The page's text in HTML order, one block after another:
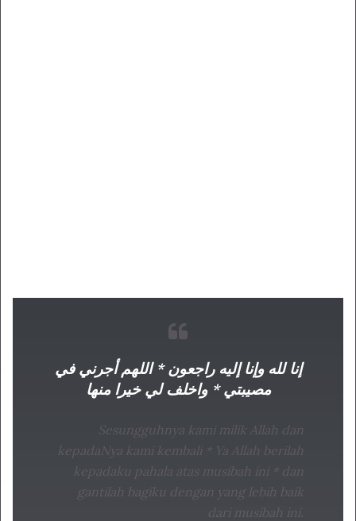
إنا لله وإنا إليه راجعون * اللهم أجرني في
مصيبتي * واخلف لي خيرا منها
Sesungguhnya kami milik Allah dan
kepadaNya kami kembali * Ya Allah berilah
kepadaku pahala atas musibah ini * dan
gantilah bagiku dengan yang lebih baik
dari musibah ini.